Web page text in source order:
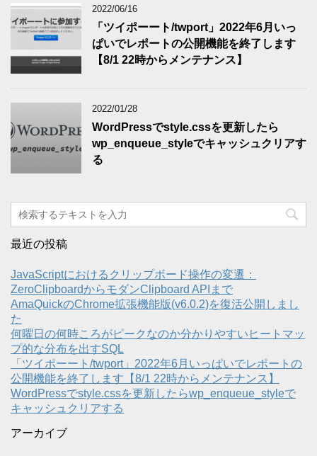
2022/06/16
「ツイポーート/twport」2022年6月いっ
ぱいでレポートの公開機能を終了します
【8/1 22時からメンテナンス】
2022/01/28
WordPressでstyle.cssを更新したら
wp_enqueue_styleでキャッシュクリアす
る
最近の投稿
JavaScriptにおけるクリップボード操作の変遷：
ZeroClipboardからモダンClipboard APIまで
AmaQuickのChrome拡張機能版(v6.0.2)を復活公開しまし
た
何曜日の何時ころがピークなのか分かりやすいヒートマッ
プ的な分布を出すSQL
「ツイポーート/twport」2022年6月いっぱいでレポートの
公開機能を終了します【8/1 22時からメンテナンス】
WordPressでstyle.cssを更新したらwp_enqueue_styleで
キャッシュクリアする
アーカイブ